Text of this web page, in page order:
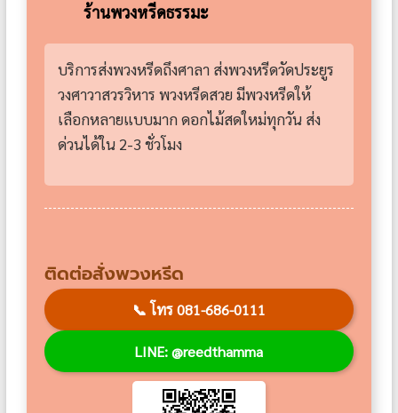
ร้านพวงหรีดธรรมะ
บริการส่งพวงหรีดถึงศาลา ส่งพวงหรีดวัดประยูร
วงศาวาสวรวิหาร พวงหรีดสวย มีพวงหรีดให้
เลือกหลายแบบมาก ดอกไม้สดใหม่ทุกวัน ส่ง
ด่วนได้ใน 2-3 ชั่วโมง
ติดต่อสั่งพวงหรีด
📞 โทร 081-686-0111
LINE: @reedthamma